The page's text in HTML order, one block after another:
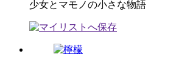
少女とマモノの小さな物語